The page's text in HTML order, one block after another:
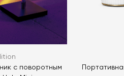
с поворотным